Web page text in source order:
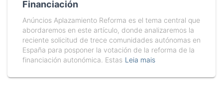
Financiación
Anúncios Aplazamiento Reforma es el tema central que
abordaremos en este artículo, donde analizaremos la
reciente solicitud de trece comunidades autónomas en
España para posponer la votación de la reforma de la
financiación autonómica. Estas Leia mais